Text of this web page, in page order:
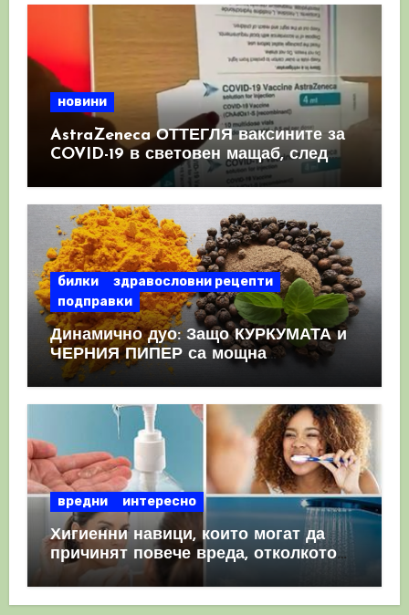
новини
AstraZeneca ОТТЕГЛЯ ваксините за
COVID-19 в световен мащаб, след
като призна, че те причиняват
КРЪВНИ съсиреци
билки
здравословни рецепти
подправки
Динамично дуо: Защо КУРКУМАТА и
ЧЕРНИЯ ПИПЕР са мощна
комбинация
вредни интересно
Хигиенни навици, които могат да
причинят повече вреда, отколкото
полза